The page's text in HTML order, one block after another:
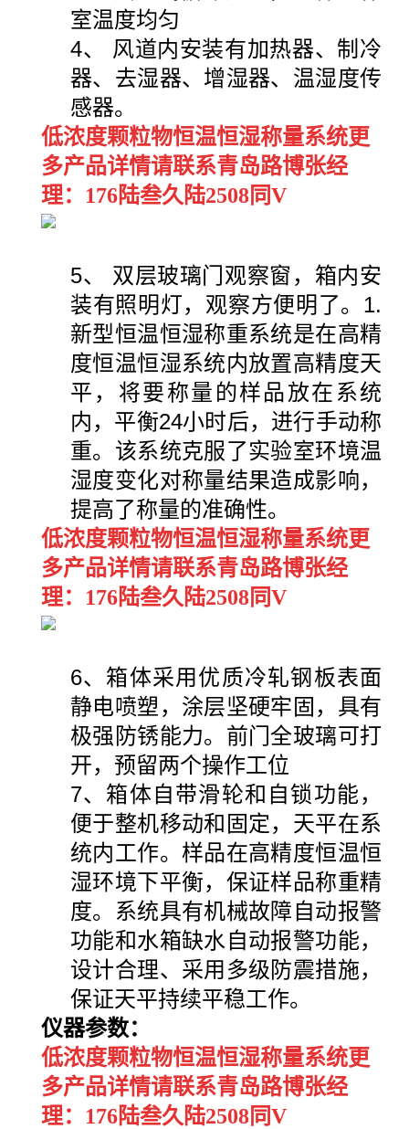
室温度均匀
4、 风道内安装有加热器、制冷
器、去湿器、增湿器、温湿度传
感器。
低浓度颗粒物恒温恒湿称量系统更
多产品详情请联系青岛路博张经
理：176陆叁久陆2508同V
5、 双层玻璃门观察窗，箱内安
装有照明灯，观察方便明了。1.
新型恒温恒湿称重系统是在高精
度恒温恒湿系统内放置高精度天
平，将要称量的样品放在系统
内，平衡24小时后，进行手动称
重。该系统克服了实验室环境温
湿度变化对称量结果造成影响，
提高了称量的准确性。
低浓度颗粒物恒温恒湿称量系统更
多产品详情请联系青岛路博张经
理：176陆叁久陆2508同V
6、箱体采用优质冷轧钢板表面
静电喷塑，涂层坚硬牢固，具有
极强防锈能力。前门全玻璃可打
开，预留两个操作工位
7、箱体自带滑轮和自锁功能，
便于整机移动和固定，天平在系
统内工作。样品在高精度恒温恒
湿环境下平衡，保证样品称重精
度。系统具有机械故障自动报警
功能和水箱缺水自动报警功能，
设计合理、采用多级防震措施，
保证天平持续平稳工作。
仪器参数：
低浓度颗粒物恒温恒湿称量系统更
多产品详情请联系青岛路博张经
理：176陆叁久陆2508同V